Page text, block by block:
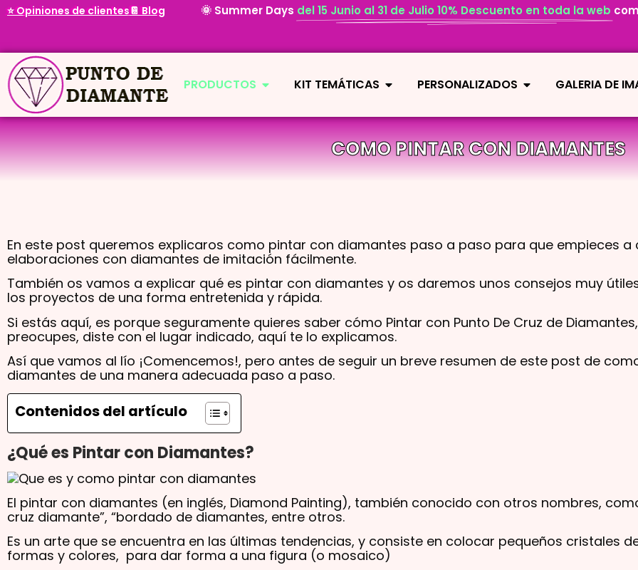
⭐ Opiniones de clientes📔 Blog 🌞 Summer Days del 15 Junio al 31 de Julio 10% Descuento en toda la web
PRODUCTOS KIT TEMÁTICAS PERSONALIZADOS GALERIA DE
COMO PINTAR CON DIAMANTES
En este post queremos explicaros como pintar con diamantes paso a paso para que empieces a
elaboraciones con diamantes de imitación fácilmente.
También os vamos a explicar qué es pintar con diamantes y os daremos unos consejos muy
los proyectos de una forma entretenida y rápida.
Si estás aquí, es porque seguramente quieres saber cómo Pintar con Punto De Cruz de
preocupes, diste con el lugar indicado, aquí te lo explicamos.
Así que vamos al lío ¡Comencemos!, pero antes de seguir un breve resumen de este post de
diamantes de una manera adecuada paso a paso.
Contenidos del artículo
¿Qué es Pintar con Diamantes?
El pintar con diamantes (en inglés, Diamond Painting), también conocido con otros nombres,
cruz diamante”, “bordado de diamantes, entre otros.
Es un arte que se encuentra en las últimas tendencias, y consiste en colocar pequeños cristales
formas y colores, para dar forma a una figura (o mosaico)